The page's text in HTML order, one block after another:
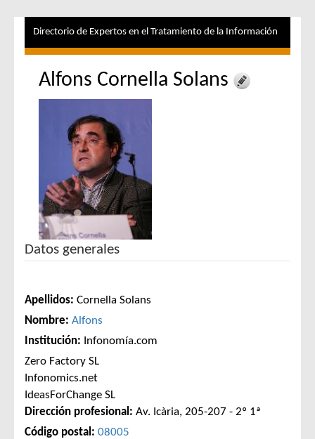
Directorio de Expertos en el Tratamiento de la Información
Alfons Cornella Solans
Datos generales
Apellidos: Cornella Solans
Nombre: Alfons
Institución: Infonomía.com
Zero Factory SL
Infonomics.net
IdeasForChange SL
Dirección profesional: Av. Icària, 205-207 - 2º 1ª
Código postal: 08005